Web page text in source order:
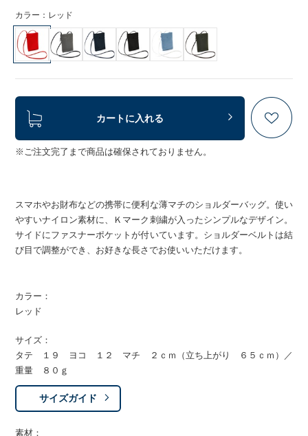
カラー：レッド
カートに入れる
※ご注文完了まで商品は確保されておりません。
スマホやお財布などの携帯に便利な薄マチのショルダーバッグ。使い
やすいナイロン素材に、Ｋマーク刺繍が入ったシンプルなデザイン。
サイドにファスナーポケットが付いています。ショルダーベルトは結
び目で調整ができ、お好きな長さでお使いいただけます。
カラー：
レッド
サイズ：
タテ １９ ヨコ １２ マチ ２ｃｍ（立ち上がり ６５ｃｍ）／
重量 ８０ｇ
サイズガイド
素材：